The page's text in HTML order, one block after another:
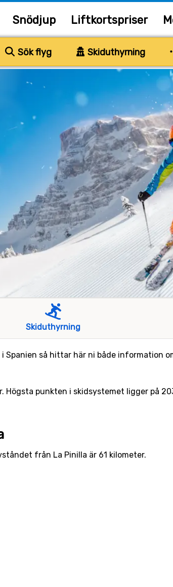
Snödjup Liftkortspriser
Sök flyg Skiduthyrning
Skiduthyrning
Spanien så hittar här ni både information
Högsta punkten i skidsystemet ligger på
från La Pinilla är 61 kilometer.